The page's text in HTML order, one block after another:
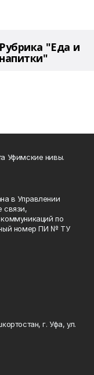
Рубрика "Еда и
напитки"
Уфимские нивы.
в Управлении
связи,
по
номер ПИ № ТУ
г. Уфа, ул.